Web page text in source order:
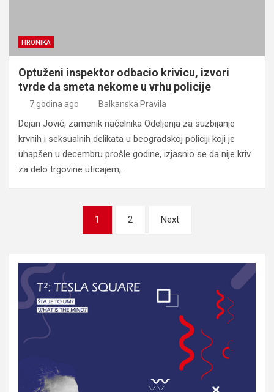
HRONIKA
Optuženi inspektor odbacio krivicu, izvori
tvrde da smeta nekome u vrhu policije
7 godina ago Balkanska Pravila
Dejan Jović, zamenik načelnika Odeljenja za suzbijanje
krvnih i seksualnih delikata u beogradskoj policiji koji je
uhapšen u decembru prošle godine, izjasnio se da nije kriv
za delo trgovine uticajem,…
1 2 Next